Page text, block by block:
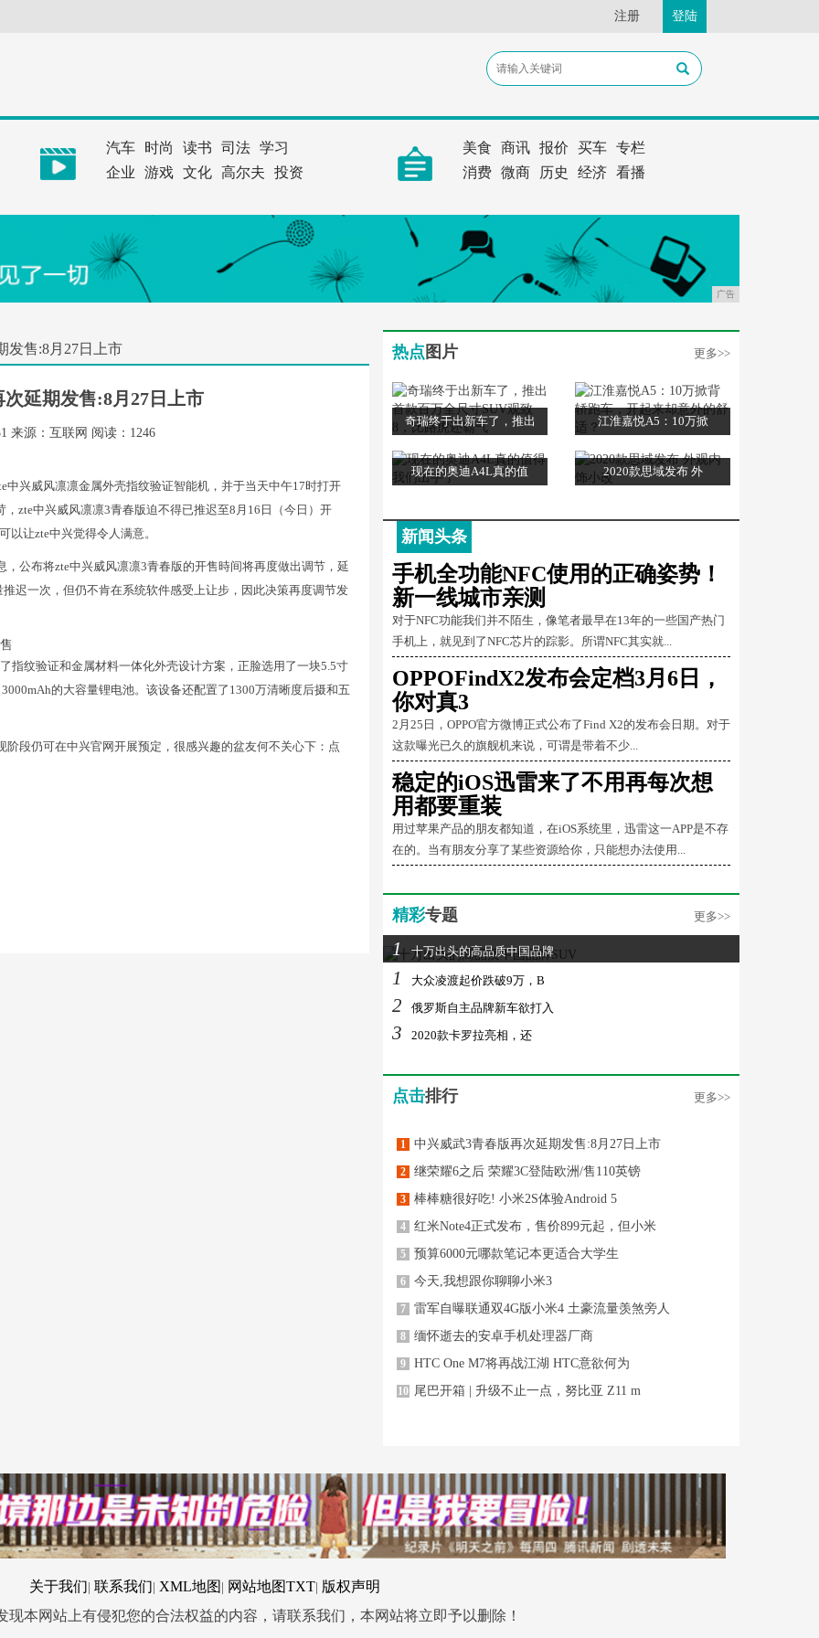
注册 登陆
汽车 时尚 读书 司法 学习
企业
游戏 文化 高尔夫 投资
美食 商讯 报价 买车 专栏
消费 微商 历史 经济 看播
广告
发售:8月27日上市
延期发售:8月27日上市
来源：互联网 阅读：1246
中兴威风凛凛金属外壳指纹验证智能机，并于当天中午17时打开
zte中兴威风凛凛3青春版迫不得已推迟至8月16日（今日）开
以让zte中兴觉得令人满意。
公布将zte中兴威风凛凛3青春版的开售時间将再度做出调节，延
迟一次，但仍不肯在系统软件感受上让步，因此决策再度调节发
指纹验证和金属材料一体化外壳设计方案，正脸选用了一块5.5寸
的大容量锂电池。该设备还配置了1300万清晰度后摄和五
段仍可在中兴官网开展预定，很感兴趣的盆友何不关心下：点
热点 图片 更多>>
奇瑞终于出新车了，推出 江淮嘉悦A5：10万掀
现在的奥迪A4L真的值 2020款思域发布 外
新闻头条
手机全功能NFC使用的正确姿势！
新一线城市亲测
对于NFC功能我们并不陌生，像笔者最早在13年的一些国产热门
手机上，就见到了NFC芯片的踪影。所谓NFC其实就...
OPPOFindX2发布会定档3月6日，
你对真3
2月25日，OPPO官方微博正式公布了Find X2的发布会日期。对于
这款曝光已久的旗舰机来说，可谓是带着不少...
稳定的iOS迅雷来了不用再每次想
用都要重装
用过苹果产品的朋友都知道，在iOS系统里，迅雷这一APP是不存
在的。当有朋友分享了某些资源给你，只能想办法使用...
精彩专题 更多>>
1 十万出头的高品质中国品牌
1 大众凌渡起价跌破9万，B
2 俄罗斯自主品牌新车欲打入
3 2020款卡罗拉亮相，还
点击排行 更多>>
1 中兴威武3青春版再次延期发售:8月27日上市
2 继荣耀6之后 荣耀3C登陆欧洲/售110英镑
3 棒棒糖很好吃! 小米2S体验Android 5
4 红米Note4正式发布，售价899元起，但小米
5 预算6000元哪款笔记本更适合大学生
6 今天,我想跟你聊聊小米3
7 雷军自曝联通双4G版小米4 土豪流量羡煞旁人
8 缅怀逝去的安卓手机处理器厂商
9 HTC One M7将再战江湖 HTC意欲何为
10 尾巴开箱 | 升级不止一点，努比亚 Z11 m
关于我们 联系我们 XML地图 网站地图TXT 版权声明
现本网站上有侵犯您的合法权益的内容，请联系我们，本网站将立即予以删除！